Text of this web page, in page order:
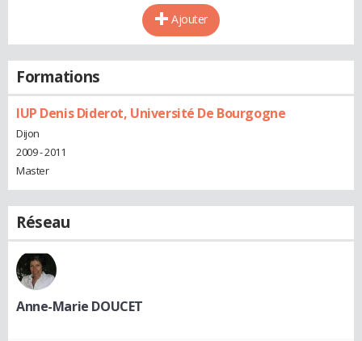
Ajouter
Formations
IUP Denis Diderot, Université De Bourgogne
Dijon
2009 - 2011
Master
Réseau
Anne-Marie DOUCET